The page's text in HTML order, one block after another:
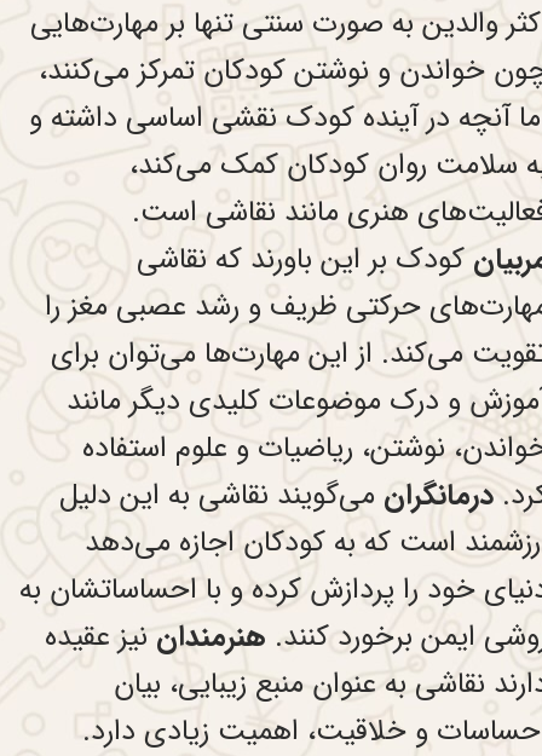
والدین به صورت سنتی تنها بر مهارت‌هایی
خواندن و نوشتن کودکان تمرکز می‌کنند،
آنچه در آینده کودک نقشی‌ اساسی داشته و
سلامت روان کودکان کمک می‌کند،
هنری مانند نقاشی است.
کودک بر این باورند که نقاشی
حرکتی ظریف و رشد عصبی مغز را
می‌کند. از این مهارت‌ها می‌توان برای
و درک موضوعات کلیدی دیگر مانند
نوشتن، ریاضیات و علوم استفاده
درمانگران می‌گویند نقاشی به این دلیل
است که به کودکان اجازه می‌دهد
خود را پردازش کرده و با احساساتشان به
ایمن برخورد کنند. هنرمندان نیز عقیده
نقاشی به عنوان منبع زیبایی، بیان
و خلاقیت، اهمیت زیادی دارد.